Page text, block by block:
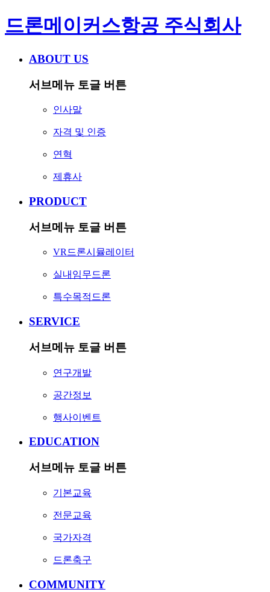
드론메이커스항공 주식회사
ABOUT US
서브메뉴 토글 버튼
인사말
자격 및 인증
연혁
제휴사
PRODUCT
서브메뉴 토글 버튼
VR드론시뮬레이터
실내임무드론
특수목적드론
SERVICE
서브메뉴 토글 버튼
연구개발
공간정보
행사이벤트
EDUCATION
서브메뉴 토글 버튼
기본교육
전문교육
국가자격
드론축구
COMMUNITY